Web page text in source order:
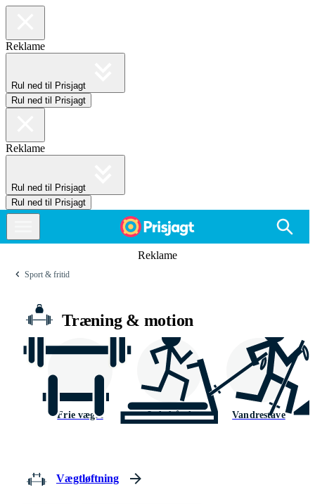
Reklame
Rul ned til Prisjagt
Rul ned til Prisjagt
Reklame
Rul ned til Prisjagt
Rul ned til Prisjagt
Reklame
Sport & fritid
Træning & motion
Frie vægte Løbebånd Vandrestave
Vægtløftning